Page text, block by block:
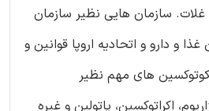
سازمان هایی نظیر سازمان
و دارو و اتحادیه اروپا قوانین و
های مهم نظیر
اکراتوکسین، پاتولین و غیره